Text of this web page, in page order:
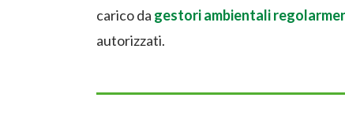
carico da gestori ambientali
autorizzati.